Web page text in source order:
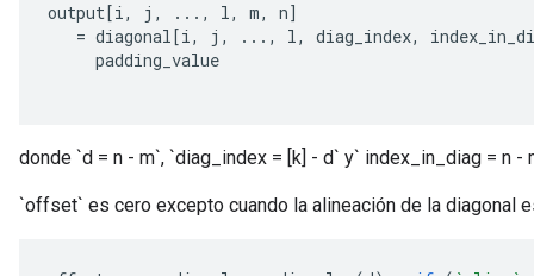
output[i, j , ..., l, m, n]
= diagonal[i, j , ..., l, diag_index,
donde `d = n - m`, `diag_index = [k] - d` y` index_in_diag = n -
`offset` es cero excepto cuando la alineación de la diagonal